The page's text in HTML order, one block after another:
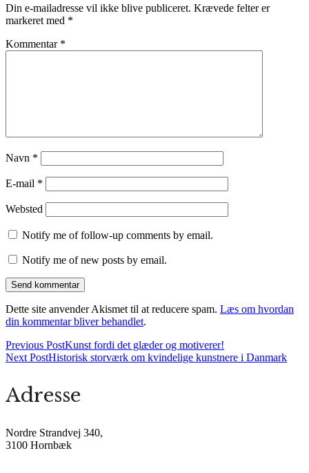
Din e-mailadresse vil ikke blive publiceret. Krævede felter er
markeret med *
Kommentar *
Navn *
E-mail *
Websted
Notify me of follow-up comments by email.
Notify me of new posts by email.
Dette site anvender Akismet til at reducere spam. Læs om hvordan
din kommentar bliver behandlet.
Previous PostKunst fordi det glæder og motiverer!
Next PostHistorisk storværk om kvindelige kunstnere i Danmark
Adresse
Nordre Strandvej 340,
3100 Hornbæk